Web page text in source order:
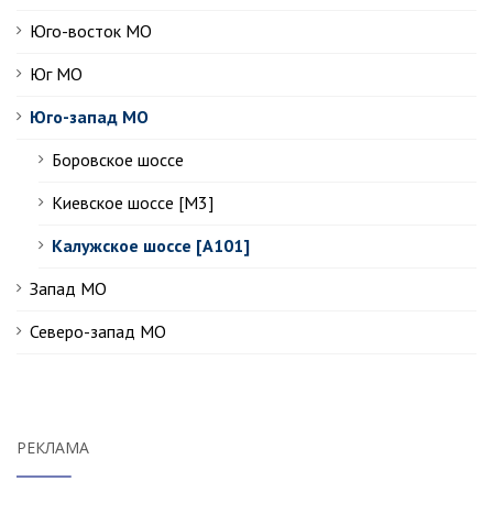
Юго-восток МО
Юг МО
Юго-запад МО
Боровское шоссе
Киевское шоссе [М3]
Калужское шоссе [А101]
Запад МО
Северо-запад МО
РЕКЛАМА